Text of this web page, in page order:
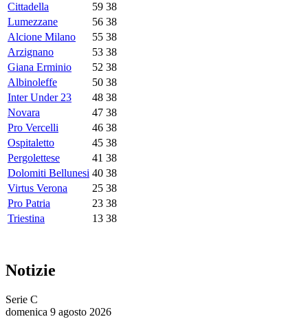
Cittadella
59 38
Lumezzane
56 38
Alcione Milano
55 38
Arzignano
53 38
Giana Erminio
52 38
Albinoleffe
50 38
Inter Under 23
48 38
Novara
47 38
Pro Vercelli
46 38
Ospitaletto
45 38
Pergolettese
41 38
Dolomiti Bellunesi 40 38
Virtus Verona
25 38
Pro Patria
23 38
Triestina
13 38
Notizie
Serie C
domenica 9 agosto 2026